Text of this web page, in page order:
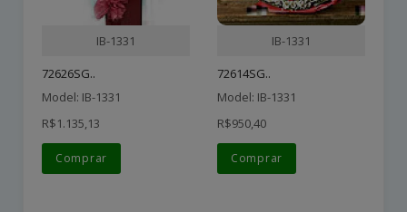
IB-1331
72626SG..
Model: IB-1331
R$1.135,13
Comprar
IB-1331
72614SG..
Model: IB-1331
R$950,40
Comprar